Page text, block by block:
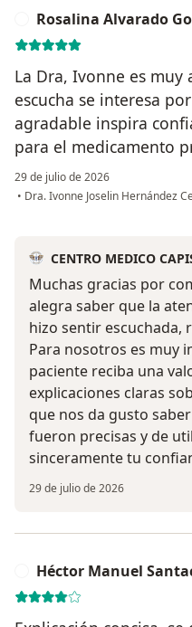
Rosalina Alvarado
La Dra, Ivonne es muy
escucha se interesa
agradable inspira
para el medicamento
29 de julio de 2026
• Dra. Ivonne Joselin Hernández
CENTRO MEDICO
Muchas gracias por
alegra saber que la
hizo sentir escuchada,
Para nosotros es muy
paciente reciba una
explicaciones claras
que nos da gusto
fueron precisas y de
sinceramente tu
29 de julio de 2026
Héctor Manuel